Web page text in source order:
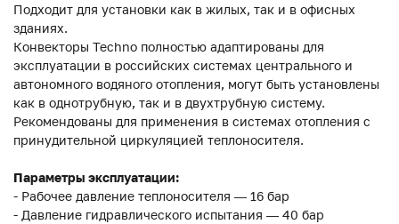
Подходит для установки как в жилых, так и в офисных
зданиях.
Конвекторы Techno полностью адаптированы для
эксплуатации в российских системах центрального и
автономного водяного отопления, могут быть установлены
как в однотрубную, так и в двухтрубную систему.
Рекомендованы для применения в системах отопления с
принудительной циркуляцией теплоносителя.
Параметры эксплуатации:
- Рабочее давление теплоносителя — 16 бар
- Давление гидравлического испытания — 40 бар